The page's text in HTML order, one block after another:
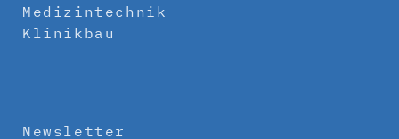
Medizintechnik
Klinikbau
Newsletter